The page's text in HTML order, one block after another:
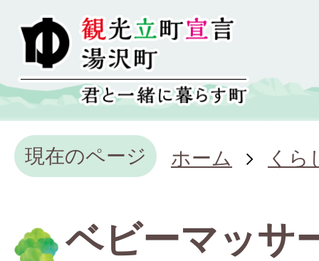
現在のページ ホーム くら
ベビーマッサ